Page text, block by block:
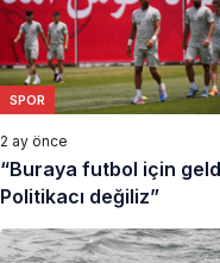
SPOR
2 ay önce
“Buraya futbol için
Politikacı değiliz”